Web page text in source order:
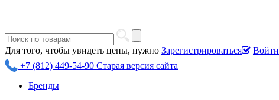
Для того, чтобы увидеть цены, нужно Зарегистрироваться
Войти
+7 (812) 449-54-90 Старая версия сайта
Бренды